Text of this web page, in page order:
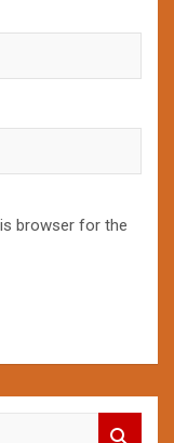
browser for the